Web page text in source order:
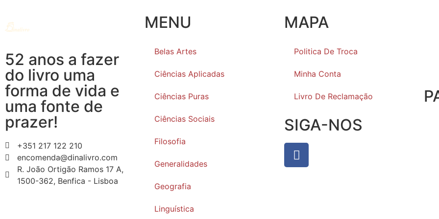
52 anos a fazer
do livro uma
forma de vida e
uma fonte de
prazer!
+351 217 122 210
encomenda@dinalivro.com
R. João Ortigão Ramos 17 A,
1500-362, Benfica - Lisboa
MENU
Belas Artes
Ciências Aplicadas
Ciências Puras
Ciências Sociais
Filosofia
Generalidades
Geografia
Linguística
MAPA
Politica De Troca
Minha Conta
Livro De Reclamação
SIGA-NOS